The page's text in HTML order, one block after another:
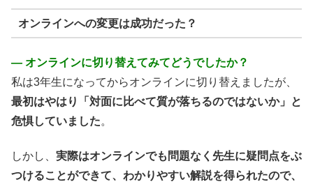
オンラインへの変更は成功だった？
― オンラインに切り替えてみてどうでしたか？
私は3年生になってからオンラインに切り替えましたが、
最初はやはり「対面に比べて質が落ちるのではないか」と
危惧していました。
しかし、 実際はオンラインでも問題なく先生に疑問点をぶ
つけることができて、わかりやすい解説を得られたので、